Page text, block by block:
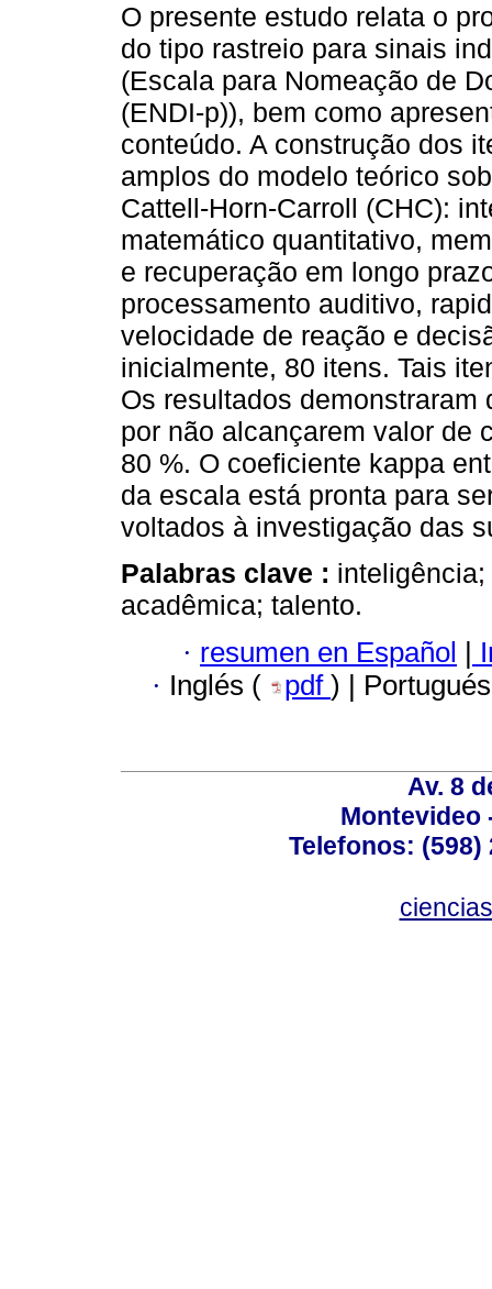
O presente estudo relata o
do tipo rastreio para sinais
(Escala para Nomeação de
(ENDI-p)), bem como
conteúdo. A construção dos
amplos do modelo teórico
Cattell-Horn-Carroll (CHC):
matemático quantitativo,
e recuperação em longo
processamento auditivo,
velocidade de reação e
inicialmente, 80 itens. Tais
Os resultados
por não alcançarem valor de
80 %. O coeficiente kappa
da escala está pronta para
voltados à investigação das
Palabras clave :
acadêmica; talento.
· resumen en Español |
· Inglés ( pdf ) |
Av. 8
Montevideo
Telefonos: (598)